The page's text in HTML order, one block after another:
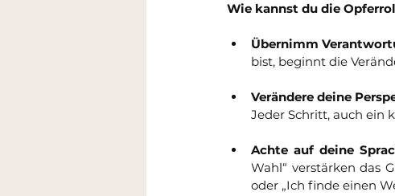
Wie kannst du die
Übernimm
bist, beginnt die
Verändere deine
Jeder Schritt, auch ein
Achte auf deine
Wahl“ verstärken das
oder „Ich finde einen